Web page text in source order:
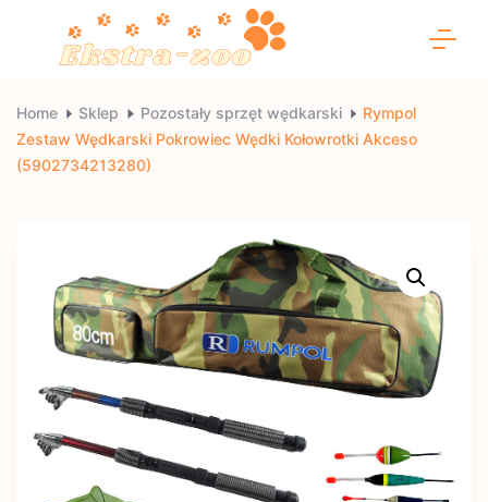
Ekstra-
zoo
Home Sklep Pozostały sprzęt wędkarski
Rympol
Zestaw Wędkarski Pokrowiec Wędki Kołowrotki Akceso
(5902734213280)